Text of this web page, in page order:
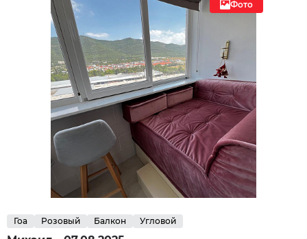
Фото
Гоа Розовый Балкон Угловой